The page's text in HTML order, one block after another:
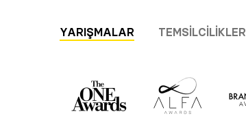
YARIŞMALAR TEMSILCILIKLER